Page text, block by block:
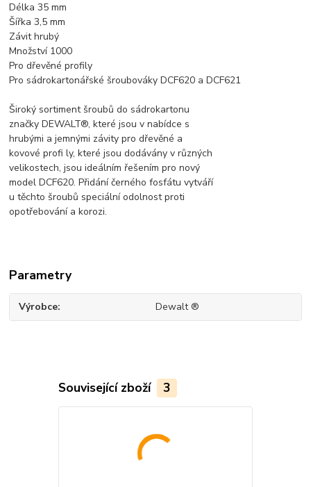
Délka 35 mm
Šířka 3,5 mm
Závit hrubý
Množství 1000
Pro dřevěné profily
Pro sádrokartonářské šroubováky DCF620 a DCF621
Široký sortiment šroubů do sádrokartonu
značky DEWALT®, které jsou v nabídce s
hrubými a jemnými závity pro dřevěné a
kovové profi ly, které jsou dodávány v různých
velikostech, jsou ideálním řešením pro nový
model DCF620. Přidání černého fosfátu vytváří
u těchto šroubů speciální odolnost proti
opotřebování a korozi.
Parametry
Výrobce Dewalt ®
Související zboží 3